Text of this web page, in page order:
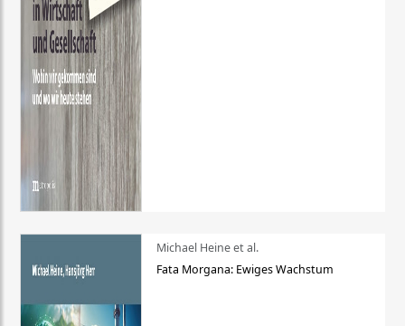
Michael Heine et al.
Fata Morgana: Ewiges Wachstum